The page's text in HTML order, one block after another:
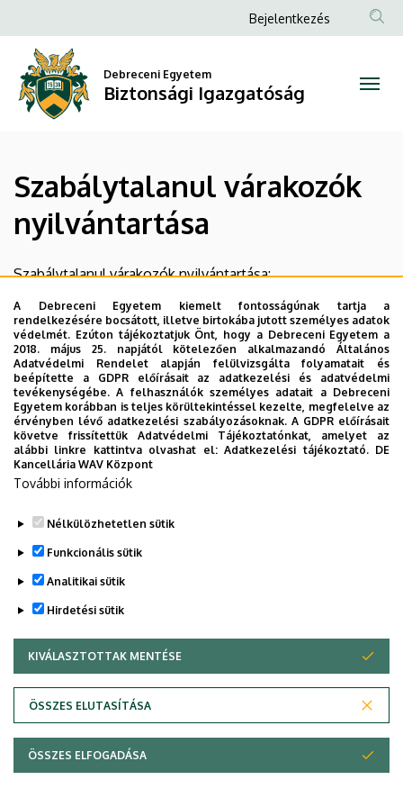
várakozók
nyilvántartása
Biztonsági
Igazgatóság
a
tartalomra
Anonim
menüje
Bejelentkezés
Debreceni Egyetem
Biztonsági Igazgatóság
Szabálytalanul várakozók
nyilvántartása
Szabálytalanul várakozók nyilvántartása:
Legutóbbi frissítés: 2023. 07. 31. 11:17
Adatvédelem
Szerzői jog &másolat; @év @szervezet @verzió
A Debreceni Egyetem kiemelt fontosságúnak tartja a
rendelkezésére bocsátott, illetve birtokába jutott személyes adatok
védelmét. Ezúton tájékoztatjuk Önt, hogy a Debreceni Egyetem a
2018. május 25. napjától kötelezően alkalmazandó Általános
Adatvédelmi Rendelet alapján felülvizsgálta folyamatait és
beépítette a GDPR előírásait az adatkezelési és adatvédelmi
tevékenységébe. A felhasználók személyes adatait a Debreceni
Egyetem korábban is teljes körültekintéssel kezelte, megfelelve az
érvényben lévő adatkezelési szabályozásoknak. A GDPR előírásait
követve frissítettük Adatvédelmi Tájékoztatónkat, amelyet az
alábbi linkre kattintva olvashat el:Adatkezelési tájékoztató. DE
Kancellária WAV Központ
További információk
Nélkülözhetetlen sütik
Funkcionális sütik
Analitikai sütik
Hirdetési sütik
KIVÁLASZTOTTAK MENTÉSE
ÖSSZES ELUTASÍTÁSA
WITHDRAW CONSENT
ÖSSZES ELFOGADÁSA